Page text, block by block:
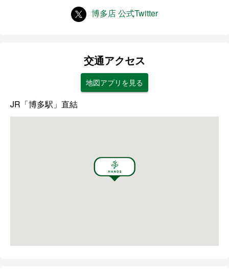
博多店 公式Twitter
交通アクセス
地図アプリを見る
JR「博多駅」直結